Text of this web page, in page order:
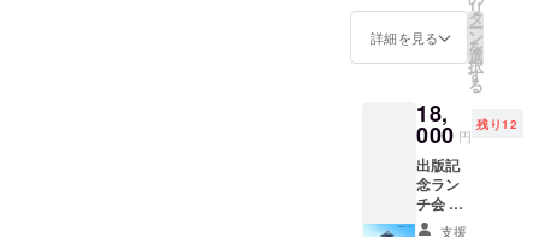
体験 ‐完
成した
NOTE（
ハッパ
ノー
ト）を
お送り
いたし
ます
（2026
き
【2026
年1月29
日
】 ‐対面
ワーク
ショッ
プ&ラン
チ
2026年
1月29日
詳細を見る
リ
タ
ー
ン
を
選
択
す
る
18,
000 円
残り12
出版記
念ラン
チ会 出
版記念
支援